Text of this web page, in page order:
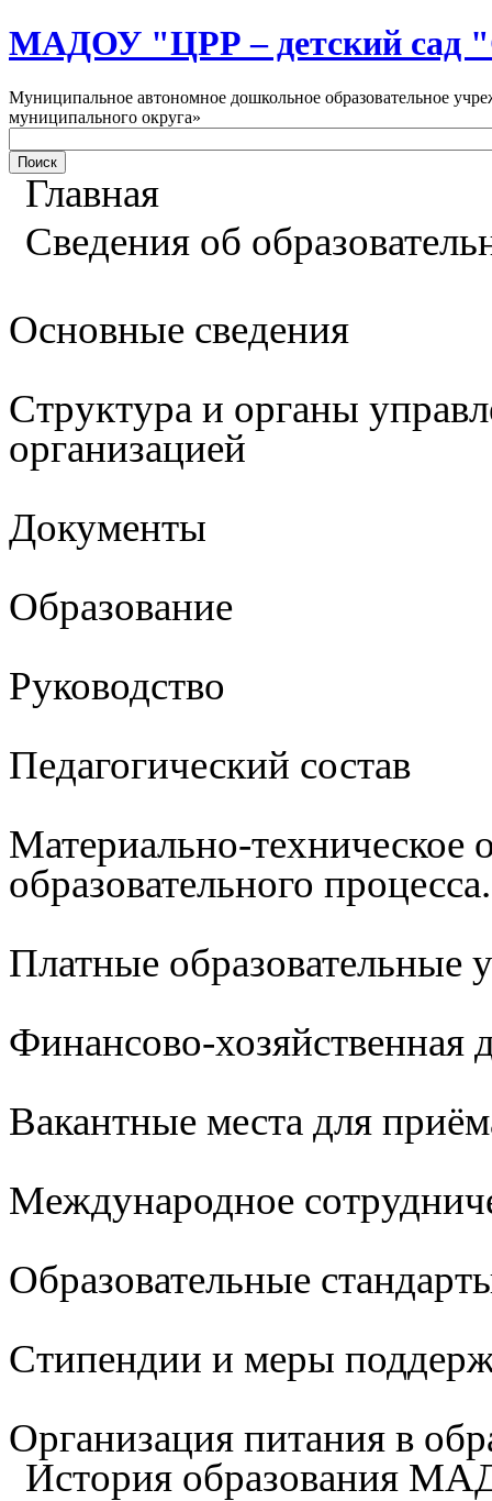
МАДОУ "ЦРР – детский
Муниципальное автономное дошкольное образовательное
муниципального округа»
Главная
Сведения об
Основные сведения
Структура и органы
организацией
Документы
Образование
Руководство
Педагогический состав
Материально-техническое
образовательного
Платные образовательные
Финансово-хозяйственная
Вакантные места для
Международное
Образовательные
Стипендии и меры
Организация питания в
История образования